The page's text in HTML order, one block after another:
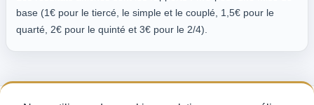
base (1€ pour le tiercé, le simple et le couplé, 1,5€ pour le
quarté, 2€ pour le quinté et 3€ pour le 2/4).